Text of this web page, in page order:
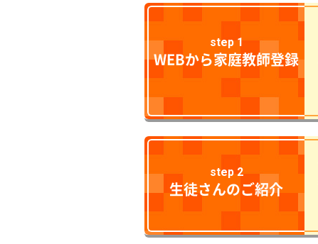
step 1
WEBから家庭教師登録
step 2
生徒さんのご紹介